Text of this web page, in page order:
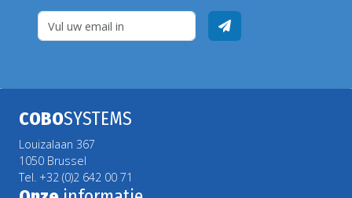
COBOSYSTEMS
Louizalaan 367
1050 Brussel
Tel. +32 (0)2 642 00 71